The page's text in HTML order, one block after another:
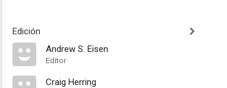
Edición
Andrew S. Eisen
Editor
Craig Herring